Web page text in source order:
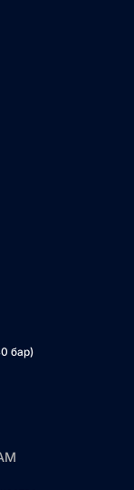
бар)